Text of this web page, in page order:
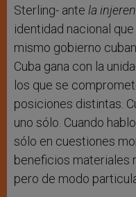
Sterling- ante la
identidad nacional
mismo gobierno
Cuba gana con la
los que se
posiciones distintas.
uno sólo. Cuando
sólo en cuestiones
beneficios materiales
pero de modo